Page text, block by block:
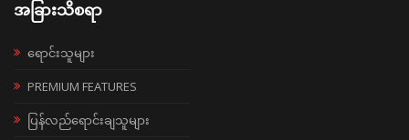
အခြားသိစရာ
ရောင်းသူများ
PREMIUM FEATURES
ပြန်လည်ရောင်းချသူများ